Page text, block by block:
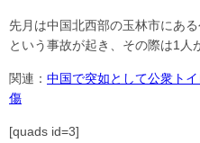
先月は中国北西部の玉林市にあ
という事故が起き、その際は1人
関連： 中国で突如として公衆ト
傷
[quads id=3]